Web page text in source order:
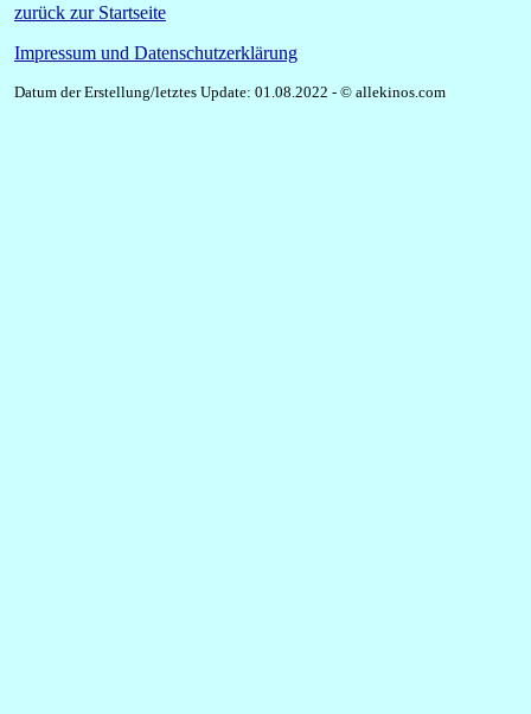
zurück zur Startseite
Impressum und Datenschutzerklärung
Datum der Erstellung/letztes Update: 01.08.2022 - © allekinos.com